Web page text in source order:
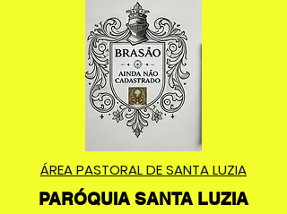
ÁREA PASTORAL DE SANTA LUZIA
PARÓQUIA SANTA LUZIA